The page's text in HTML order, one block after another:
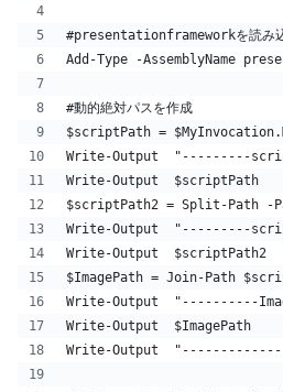
#presentationframeworkを読み
Add-Type -AssemblyName
#動的絶対パスを作成
$scriptPath =
Write-Output  "---------
Write-Output  $scriptPath
$scriptPath2 = Split-Path -
Write-Output  "---------
Write-Output  $scriptPath2
$ImagePath = Join-Path
Write-Output  "----------
Write-Output  $ImagePath
Write-Output